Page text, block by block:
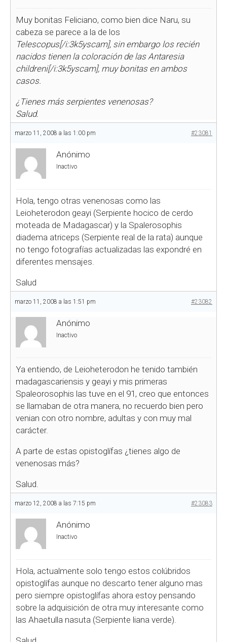
Muy bonitas Feliciano, como bien dice Naru, su
cabeza se parece a la de los
Telescopus[/i:3k5yscam], sin embargo los recién
nacidos tienen la coloración de las Antaresia
childreni[/i:3k5yscam], muy bonitas en ambos
casos.
¿Tienes más serpientes venenosas?
Salud.
marzo 11, 2008 a las 1:00 pm #23081
Anónimo
Inactivo
Hola, tengo otras venenosas como las
Leioheterodon geayi (Serpiente hocico de cerdo
moteada de Madagascar) y la Spalerosophis
diadema atriceps (Serpiente real de la rata) aunque
no tengo fotografías actualizadas las expondré en
diferentes mensajes.
Salud
marzo 11, 2008 a las 1:51 pm #23082
Anónimo
Inactivo
Ya entiendo, de Leioheterodon he tenido también
madagascariensis y geayi y mis primeras
Spaleorosophis las tuve en el 91, creo que entonces
se llamaban de otra manera, no recuerdo bien pero
venian con otro nombre, adultas y con muy mal
carácter.
A parte de estas opistoglífas ¿tienes algo de
venenosas más?
Salud.
marzo 12, 2008 a las 7:15 pm #23083
Anónimo
Inactivo
Hola, actualmente solo tengo estos colúbridos
opistoglífas aunque no descarto tener alguno mas
pero siempre opistoglífas ahora estoy pensando
sobre la adquisición de otra muy interesante como
las Ahaetulla nasuta (Serpiente liana verde).